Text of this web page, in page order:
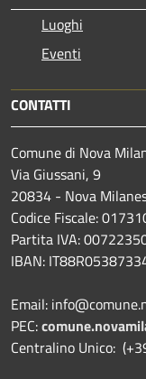
Luoghi
Eventi
CONTATTI
Comune di Nova
Via Giussani, 9
20834 - Nova
Codice Fiscale:
Partita IVA:
IBAN:
Email:
PEC:
Centralino Unico: